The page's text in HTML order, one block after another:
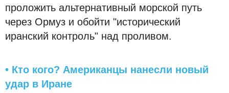
проложить альтернативный морской путь
через Ормуз и обойти "исторический
иранский контроль" над проливом.
• Кто кого? Американцы нанесли новый
удар в Иране